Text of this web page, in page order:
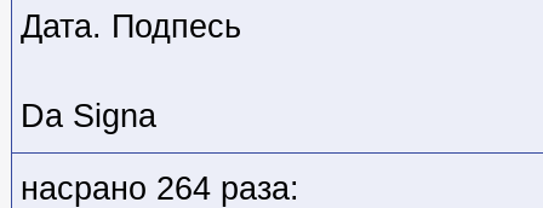
Дата. Подпесь
Da Signa
насрано 264 раза: